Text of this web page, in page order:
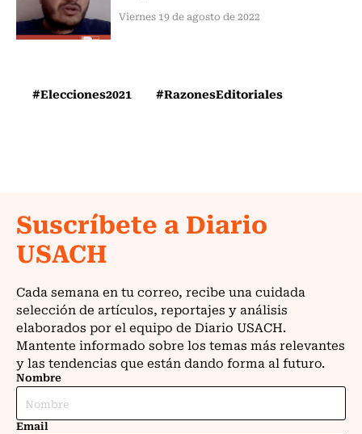
Viernes 19 de agosto de 2022
#Elecciones2021 #RazonesEditoriales